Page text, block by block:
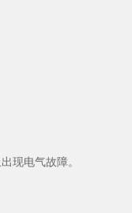
现电气故障。